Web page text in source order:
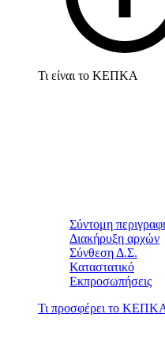
Τι είναι το ΚΕΠΚΑ
Σύντομη
Διακήρυξη αρχών
Σύνθεση Δ.Σ.
Καταστατικό
Εκπροσωπήσεις
Τι προσφέρει το